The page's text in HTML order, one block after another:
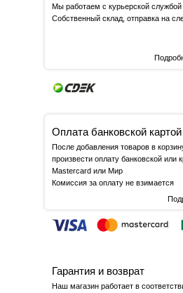
Мы работаем с курьерской
Собственный склад, отправка на
Оплата банковской
После добавления товаров в
произвести оплату банковской или
Mastercard или Мир
Комиссия за оплату не взимается
Гарантия и возврат
Наш магазин работает в